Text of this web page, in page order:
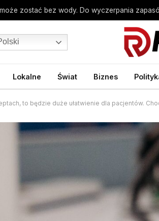
Lokalne Świat Biznes
to będzie duże ułatwienie dla pacjentów.